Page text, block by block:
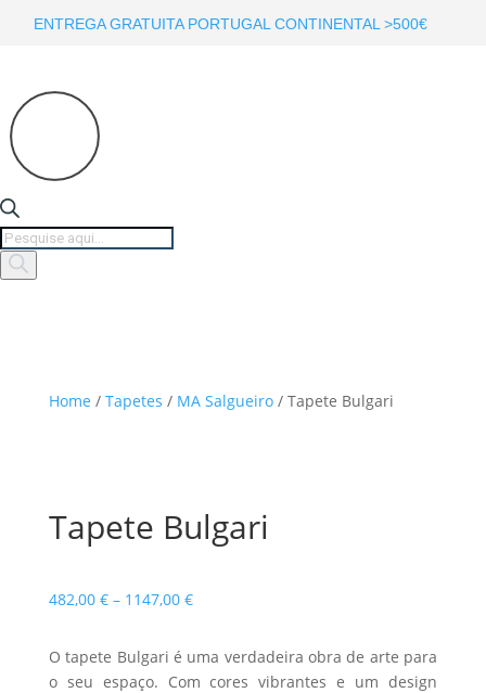
ENTREGA GRATUITA PORTUGAL CONTINENTAL >500€
Products
search
Home / Tapetes / MA Salgueiro/ Tapete Bulgari
Tapete Bulgari
482,00 € – 1147,00 €Price
O tapete Bulgari é uma verdadeira obra de arte para
o seu espaço. Com cores vibrantes e um design